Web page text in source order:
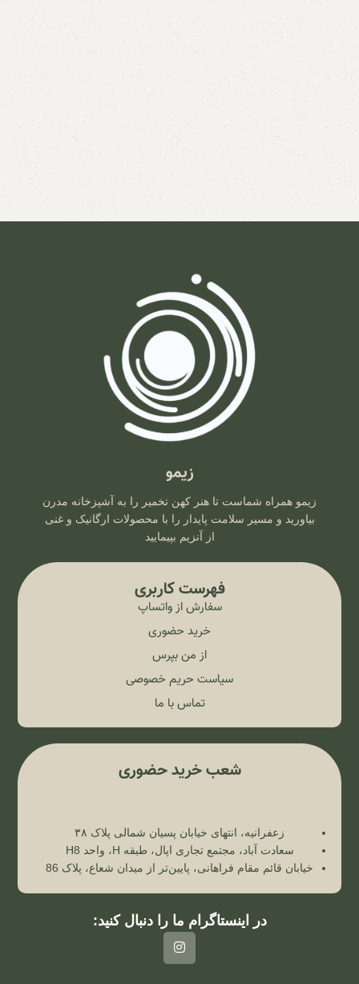
زیمو
زیمو همراه شماست تا هنر کهن تخمیر را به آشپزخانه مدرن
بیاورید و مسیر سلامت پایدار را با محصولات ارگانیک و غنی
از آنزیم بپیمایید
فهرست کاربری
سفارش از واتساپ
خرید حضوری
از من بپرس
سیاست حریم خصوصی
تماس با ما
شعب خرید حضوری
زعفرانیه، انتهای خیابان پسیان شمالی پلاک ۳۸
سعادت آباد، مجتمع تجاری اپال، طبقه H، واحد H8
خیابان قائم مقام فراهانی، پایین‌تر از میدان شعاع، پلاک 86
در اینستاگرام ما را دنبال کنید: